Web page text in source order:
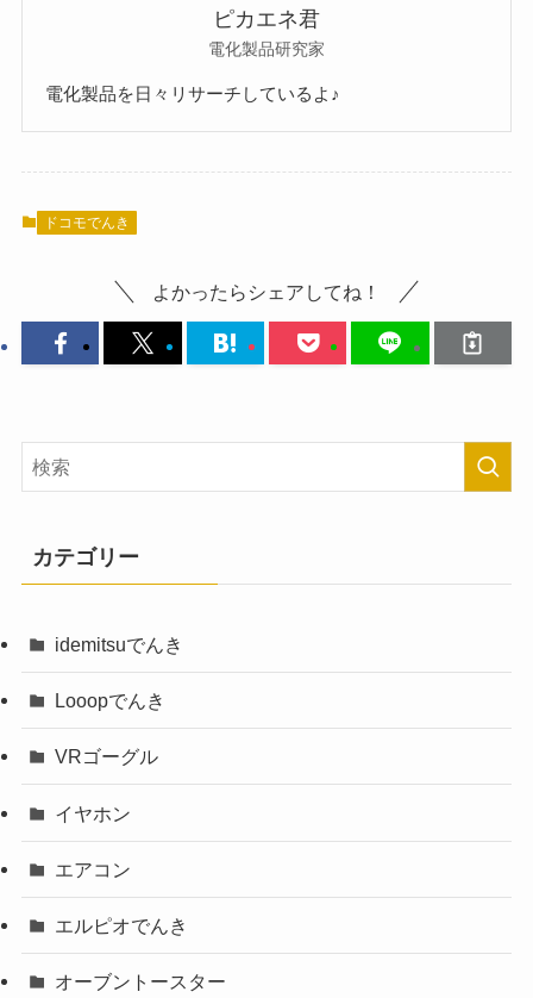
ピカエネ君
電化製品研究家
電化製品を日々リサーチしているよ♪
ドコモでんき
よかったらシェアしてね！
カテゴリー
idemitsuでんき
Looopでんき
VRゴーグル
イヤホン
エアコン
エルピオでんき
オーブントースター